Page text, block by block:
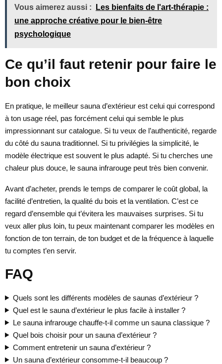
Vous aimerez aussi :
Les bienfaits de l'art-thérapie :
une approche créative pour le bien-être
psychologique
Ce qu’il faut retenir pour faire le
bon choix
En pratique, le meilleur sauna d’extérieur est celui qui correspond
à ton usage réel, pas forcément celui qui semble le plus
impressionnant sur catalogue. Si tu veux de l’authenticité, regarde
du côté du sauna traditionnel. Si tu privilégies la simplicité, le
modèle électrique est souvent le plus adapté. Si tu cherches une
chaleur plus douce, le sauna infrarouge peut très bien convenir.
Avant d’acheter, prends le temps de comparer le coût global, la
facilité d’entretien, la qualité du bois et la ventilation. C’est ce
regard d’ensemble qui t’évitera les mauvaises surprises. Si tu
veux aller plus loin, tu peux maintenant comparer les modèles en
fonction de ton terrain, de ton budget et de la fréquence à laquelle
tu comptes t’en servir.
FAQ
Quels sont les différents modèles de saunas d’extérieur ?
Quel est le sauna d’extérieur le plus facile à installer ?
Le sauna infrarouge chauffe-t-il comme un sauna classique ?
Quel bois choisir pour un sauna d’extérieur ?
Comment entretenir un sauna d’extérieur ?
Un sauna d’extérieur consomme-t-il beaucoup ?